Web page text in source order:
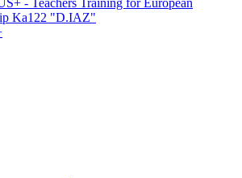
- Teachers Training for European
Ka122 "D.IAZ"